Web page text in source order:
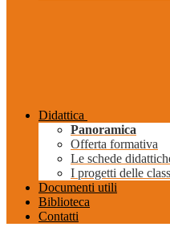
Didattica
Panoramica
Offerta formativa
Le schede
I progetti delle
Documenti utili
Biblioteca
Contatti